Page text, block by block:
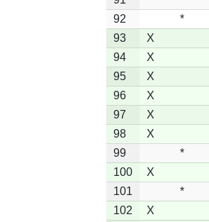
92
*
93
X
94
X
95
X
96
X
97
X
98
X
99
*
100
X
101
*
102
X